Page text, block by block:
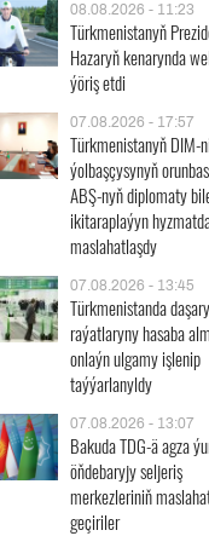
08.08.2026 - 11:23
Türkmenistanyň
Hazaryň kenarynda
ýöriş etdi
07.08.2026 - 17:57
Türkmenistanyň DIM-
ýolbaşçysynyň
ABŞ-nyň diplomaty
ikitaraplaýyn
maslahatlaşdy
07.08.2026 - 13:45
Türkmenistanda
raýatlaryny hasaba
onlaýn ulgamy işlenip
taýýarlanyldy
07.08.2026 - 13:07
Bakuda TDG-ä agza
öňdebaryjy seljeriş
merkezleriniň
geçiriler